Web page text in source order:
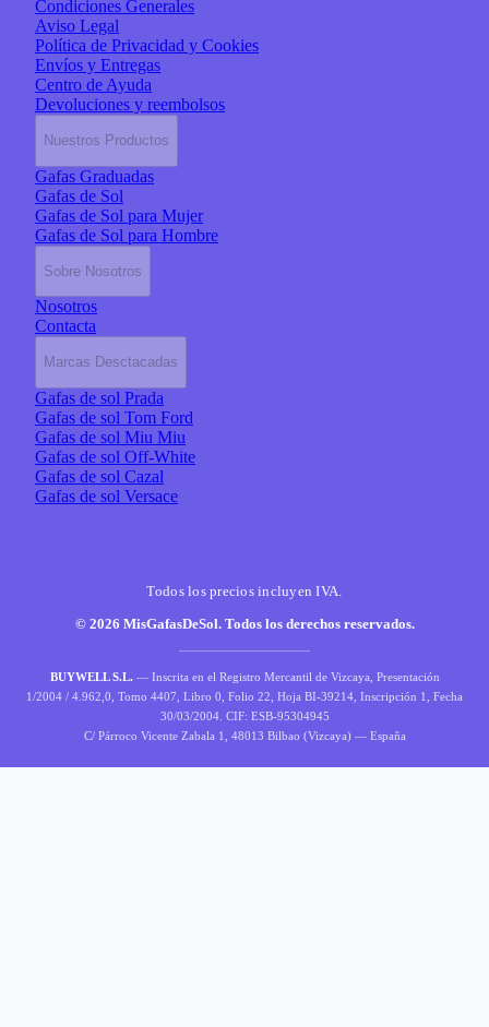
Condiciones Generales
Aviso Legal
Política de Privacidad y Cookies
Envíos y Entregas
Centro de Ayuda
Devoluciones y reembolsos
Nuestros Productos
Gafas Graduadas
Gafas de Sol
Gafas de Sol para Mujer
Gafas de Sol para Hombre
Sobre Nosotros
Nosotros
Contacta
Marcas Desctacadas
Gafas de sol Prada
Gafas de sol Tom Ford
Gafas de sol Miu Miu
Gafas de sol Off-White
Gafas de sol Cazal
Gafas de sol Versace
Todos los precios incluyen IVA.
© 2026 MisGafasDeSol. Todos los derechos reservados.
BUYWELL S.L. — Inscrita en el Registro Mercantil de Vizcaya, Presentación
1/2004 / 4.962,0, Tomo 4407, Libro 0, Folio 22, Hoja BI-39214, Inscripción 1, Fecha
30/03/2004. CIF: ESB-95304945
C/ Párroco Vicente Zabala 1, 48013 Bilbao (Vizcaya) — España